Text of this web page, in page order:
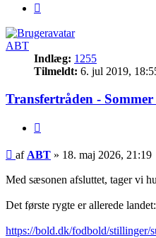
ABT
Indlæg: 1255
Tilmeldt: 6. jul 2019,
Transfertråden - Sommer
Indlæg
af ABT » 18. maj 2026, 21:19
Med sæsonen afsluttet, tager vi
Det første rygte er allerede
https://bold.dk/fodbold/stillinger/